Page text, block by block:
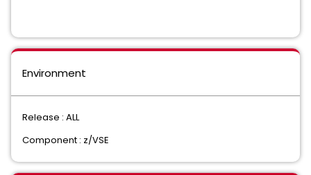
Environment
Release : ALL
Component : z/VSE